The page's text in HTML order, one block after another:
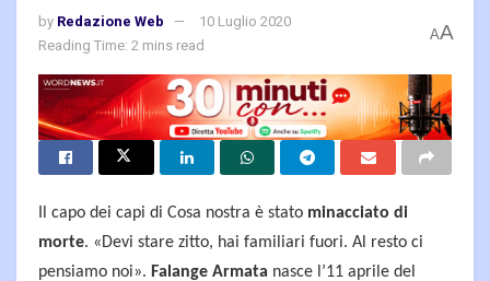
by Redazione Web
10 Luglio 2020
Reading Time: 2 mins read
AA
Il capo dei capi di Cosa nostra è stato minacciato di
morte. «Devi stare zitto, hai familiari fuori. Al resto ci
pensiamo noi». Falange Armata nasce l’11 aprile del